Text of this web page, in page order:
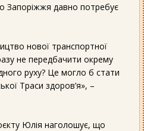
Запоріжжя давно потребує
нової транспортної
не передбачити окрему
руху? Це могло б стати
Траси здоров’я», –
Юлія наголошує, що